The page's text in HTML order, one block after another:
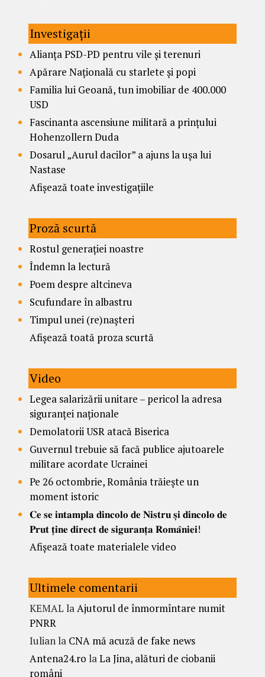
Investigații
Alianța PSD-PD pentru vile și terenuri
Apărare Națională cu starlete și popi
Familia lui Geoană, tun imobiliar de 400.000
USD
Fascinanta ascensiune militară a prințului
Hohenzollern Duda
Dosarul „Aurul dacilor” a ajuns la ușa lui
Nastase
Afișează toate investigațiile
Proză scurtă
Rostul generației noastre
Îndemn la lectură
Poem despre altcineva
Scufundare în albastru
Timpul unei (re)nașteri
Afișează toată proza scurtă
Video
Legea salarizării unitare – pericol la adresa
siguranței naționale
Demolatorii USR atacă Biserica
Guvernul trebuie să facă publice ajutoarele
militare acordate Ucrainei
Pe 26 octombrie, România trăiește un
moment istoric
𝐂𝐞 𝐬𝐞 𝐢𝐧𝐭𝐚𝐦𝐩𝐥𝐚 𝐝𝐢𝐧𝐜𝐨𝐥𝐨 𝐝𝐞 𝐍𝐢𝐬𝐭𝐫𝐮 𝐬̦𝐢 𝐝𝐢𝐧𝐜𝐨𝐥𝐨 𝐝𝐞
𝐏𝐫𝐮𝐭 𝐭̦𝐢𝐧𝐞 𝐝𝐢𝐫𝐞𝐜𝐭 𝐝𝐞 𝐬𝐢𝐠𝐮𝐫𝐚𝐧𝐭̦𝐚 𝐑𝐨𝐦𝐚̂𝐧𝐢𝐞𝐢!
Afișează toate materialele video
Ultimele comentarii
KEMAL laAjutorul de înmormîntare numit
PNRR
Iulianla CNA mă acuză de fake news
Antena24.ro laLa Jina, alături de ciobanii
români